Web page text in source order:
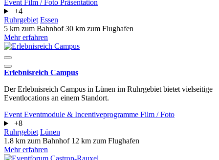
Event Film / Foto Präsentation
+4
Ruhrgebiet Essen
5 km zum Bahnhof30 km zum Flughafen
Mehr erfahren
Erlebnisreich Campus
Der Erlebnisreich Campus in Lünen im Ruhrgebiet bietet vielseitige
Eventlocations an einem Standort.
Event Eventmodule & Incentiveprogramme Film / Foto
+8
Ruhrgebiet Lünen
1.8 km zum Bahnhof 12 km zum Flughafen
Mehr erfahren